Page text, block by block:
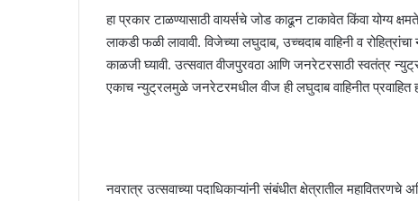
हा प्रकार टाळण्यासाठी वायर्सचे जोड काढून टाकावेत किंवा योग्य
लाकडी फळी लावावी. विजेच्या लघुदाब, उच्चदाब वाहिनी व
काळजी घ्यावी. उत्सवात वीजपुरवठा आणि जनरेटरसाठी स्वतंत्र
एकाच न्युट्रलमुळे जनरेटरमधील वीज ही लघुदाब वाहिनीत प्रवाहित
नवरात्र उत्सवाच्या पदाधिकाऱ्यांनी संबंधीत क्षेत्रातील